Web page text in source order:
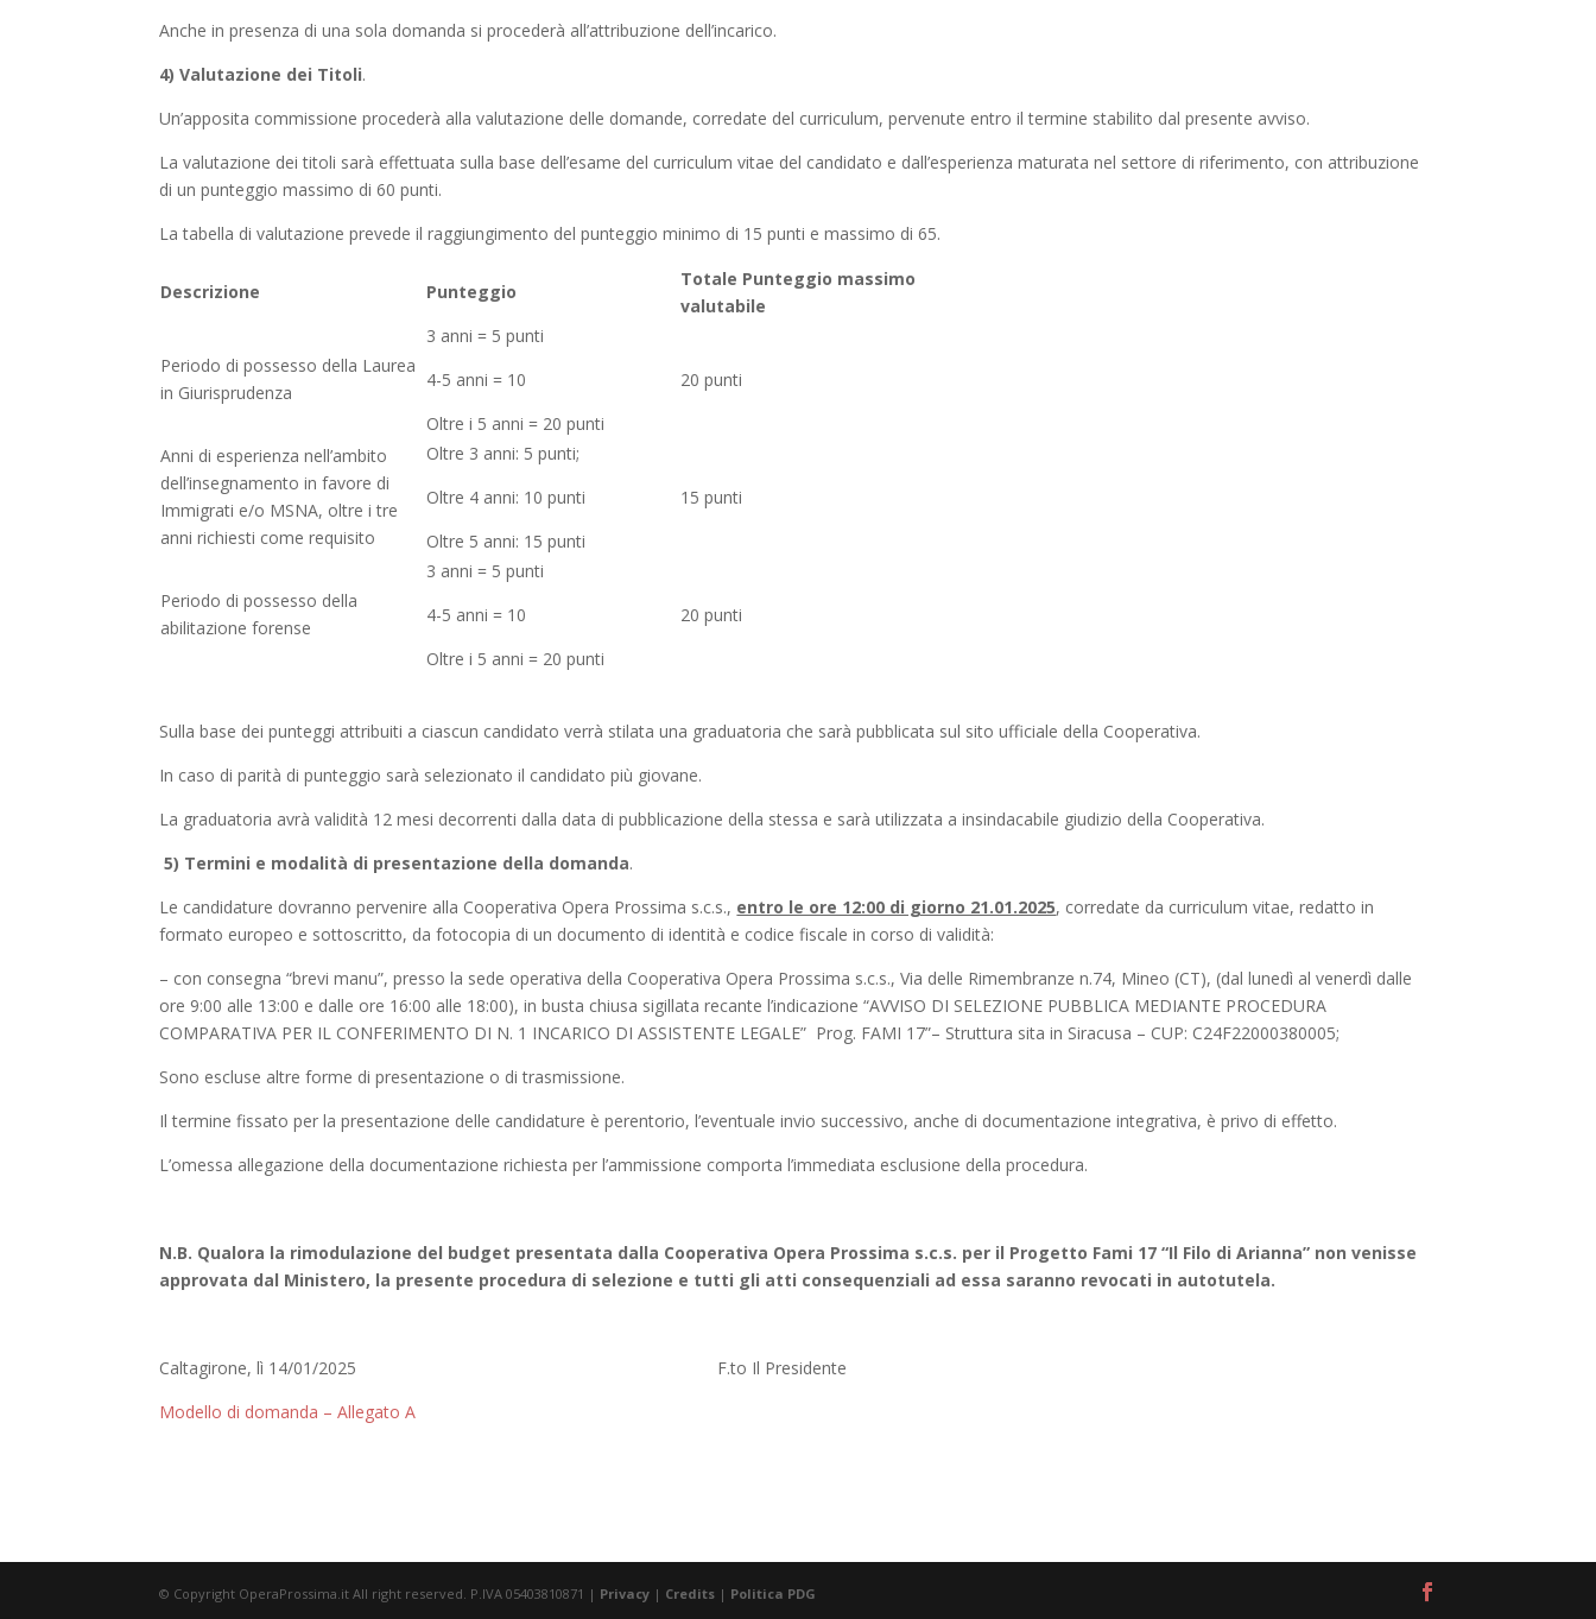
Anche in presenza di una sola domanda si procederà all’attribuzione dell’incarico.
4) Valutazione dei Titoli.
Un’apposita commissione procederà alla valutazione delle domande, corredate del curriculum, pervenute entro il termine stabilito dal presente avviso.
La valutazione dei titoli sarà effettuata sulla base dell’esame del curriculum vitae del candidato e dall’esperienza maturata nel settore di riferimento, con attribuzione
di un punteggio massimo di 60 punti.
La tabella di valutazione prevede il raggiungimento del punteggio minimo di 15 punti e massimo di 65.
Descrizione Punteggio
Totale Punteggio massimo
valutabile
Periodo di possesso della Laurea
in Giurisprudenza
3 anni = 5 punti
4-5 anni = 10
Oltre i 5 anni = 20 punti
20 punti
Anni di esperienza nell’ambito
dell’insegnamento in favore di
Immigrati e/o MSNA, oltre i tre
anni richiesti come requisito
Oltre 3 anni: 5 punti;
Oltre 4 anni: 10 punti
Oltre 5 anni: 15 punti
15 punti
Periodo di possesso della
abilitazione forense
3 anni = 5 punti
4-5 anni = 10
Oltre i 5 anni = 20 punti
20 punti
Sulla base dei punteggi attribuiti a ciascun candidato verrà stilata una graduatoria che sarà pubblicata sul sito ufficiale della Cooperativa.
In caso di parità di punteggio sarà selezionato il candidato più giovane.
La graduatoria avrà validità 12 mesi decorrenti dalla data di pubblicazione della stessa e sarà utilizzata a insindacabile giudizio della Cooperativa.
5) Termini e modalità di presentazione della domanda.
Le candidature dovranno pervenire alla Cooperativa Opera Prossima s.c.s., entro le ore 12:00 di giorno 21.01.2025, corredate da curriculum vitae, redatto in
formato europeo e sottoscritto, da fotocopia di un documento di identità e codice fiscale in corso di validità:
– con consegna “brevi manu”, presso la sede operativa della Cooperativa Opera Prossima s.c.s., Via delle Rimembranze n.74, Mineo (CT), (dal lunedì al venerdì dalle
ore 9:00 alle 13:00 e dalle ore 16:00 alle 18:00), in busta chiusa sigillata recante l’indicazione “AVVISO DI SELEZIONE PUBBLICA MEDIANTE PROCEDURA
COMPARATIVA PER IL CONFERIMENTO DI N. 1 INCARICO DI ASSISTENTE LEGALE” Prog. FAMI 17”– Struttura sita in Siracusa – CUP: C24F22000380005;
Sono escluse altre forme di presentazione o di trasmissione.
Il termine fissato per la presentazione delle candidature è perentorio, l’eventuale invio successivo, anche di documentazione integrativa, è privo di effetto.
L’omessa allegazione della documentazione richiesta per l’ammissione comporta l’immediata esclusione della procedura.
N.B. Qualora la rimodulazione del budget presentata dalla Cooperativa Opera Prossima s.c.s. per il Progetto Fami 17 “Il Filo di Arianna” non venisse
approvata dal Ministero, la presente procedura di selezione e tutti gli atti consequenziali ad essa saranno revocati in autotutela.
Caltagirone, lì 14/01/2025 F.to Il Presidente
Modello di domanda – Allegato A
© Copyright OperaProssima.it All right reserved. P.IVA 05403810871 | Privacy | Credits | Politica PDG